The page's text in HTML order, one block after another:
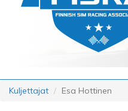
Kuljettajat Esa Hottinen